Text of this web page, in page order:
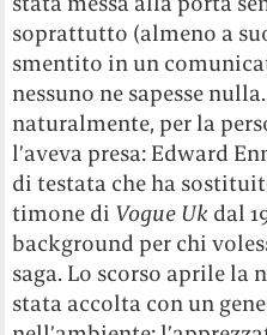
soprattutto (almeno a
smentito in un
nessuno ne sapesse
naturalmente, per la
l’aveva presa: Edward
di testata che ha
timone di Vogue Uk dal
background per chi
saga. Lo scorso aprile la
stata accolta con un